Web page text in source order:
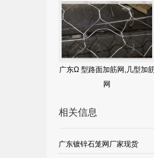
广东Ω 型路面加筋网,几型加
网
相关信息
广东镀锌石笼网厂家现货